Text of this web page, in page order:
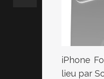
iPhone
lieu par